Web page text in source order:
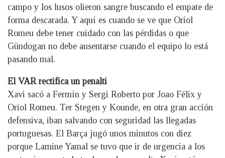
campo y los lusos olieron sangre buscando el empate de
forma descarada. Y aquí es cuando se ve que Oriol
Romeu debe tener cuidado con las pérdidas o que
Gündogan no debe ausentarse cuando el equipo lo está
pasando mal.
El VAR rectifica un penalti
Xavi sacó a Fermín y Sergi Roberto por Joao Félix y
Oriol Romeu. Ter Stegen y Kounde, en otra gran acción
defensiva, iban salvando con seguridad las llegadas
portuguesas. El Barça jugó unos minutos con diez
porque Lamine Yamal se tuvo que ir de urgencia a los